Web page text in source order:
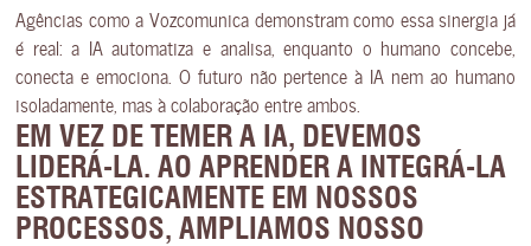
Agências como a Vozcomunica demonstram como essa sinergia já
é real: a IA automatiza e analisa, enquanto o humano concebe,
conecta e emociona. O futuro não pertence à IA nem ao humano
isoladamente, mas à colaboração entre ambos.
EM VEZ DE TEMER A IA, DEVEMOS
LIDERÁ-LA. AO APRENDER A INTEGRÁ-LA
ESTRATEGICAMENTE EM NOSSOS
PROCESSOS, AMPLIAMOS NOSSO